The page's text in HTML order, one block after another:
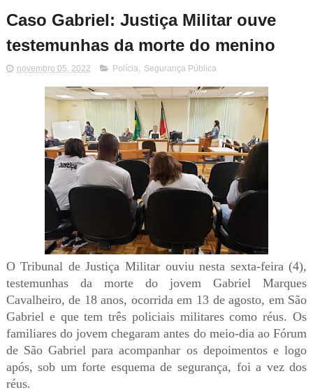
Caso Gabriel: Justiça Militar ouve
testemunhas da morte do menino
novembro 05, 2022 Polícia, Segurança Pública
O Tribunal de Justiça Militar ouviu nesta sexta-feira (4),
testemunhas da morte do jovem Gabriel Marques
Cavalheiro, de 18 anos, ocorrida em 13 de agosto, em São
Gabriel e que tem três policiais militares como réus. Os
familiares do jovem chegaram antes do meio-dia ao Fórum
de São Gabriel para acompanhar os depoimentos e logo
após, sob um forte esquema de segurança, foi a vez dos
réus.